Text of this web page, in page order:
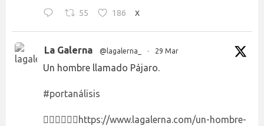
55 186 X
La Galerna @lagalerna_ · 29 Mar
Un hombre llamado Pájaro.
#portanálisis
👉🏻👉🏻👉🏻 https://www.lagalerna.com/un-hombre-